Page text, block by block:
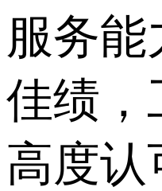
服务
佳绩，
高度认